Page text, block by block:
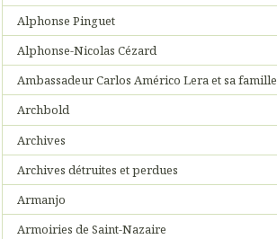
Alphonse Pinguet
Alphonse-Nicolas Cézard
Ambassadeur Carlos Américo Lera et sa famille
Archbold
Archives
Archives détruites et perdues
Armanjo
Armoiries de Saint-Nazaire